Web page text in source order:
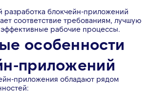
разработка блокчейн-приложений
соответствие требованиям, лучшую
рабочие процессы.
особенности
приложений
приложения обладают рядом